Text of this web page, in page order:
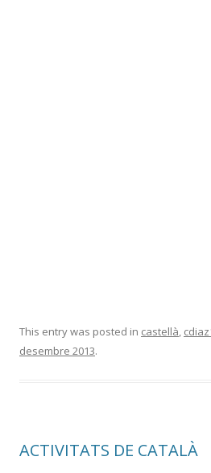
This entry was posted in castellà,
desembre 2013.
ACTIVITATS DE CATALÀ